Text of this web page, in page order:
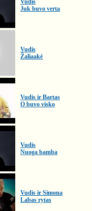
Vudis
Juk buvo verta
Vudis
Žaliaakė
Vudis ir Bartas
O buvo visko
Vudis
Nuoga bamba
Vudis ir Simona
Labas rytas